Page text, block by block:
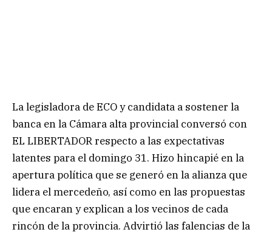
La legisladora de ECO y candidata a sostener la
banca en la Cámara alta provincial conversó con
EL LIBERTADOR respecto a las expectativas
latentes para el domingo 31. Hizo hincapié en la
apertura política que se generó en la alianza que
lidera el mercedeño, así como en las propuestas
que encaran y explican a los vecinos de cada
rincón de la provincia. Advirtió las falencias de la